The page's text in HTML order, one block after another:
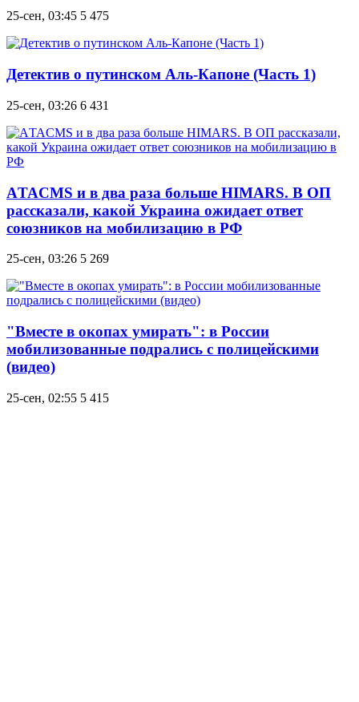
25-сен, 03:45 5 475
Детектив о путинском Аль-Капоне (Часть 1)
25-сен, 03:26 6 431
АTACMS и в два раза больше HIMARS. В ОП
рассказали, какой Украина ожидает ответ
союзников на мобилизацию в РФ
25-сен, 03:26 5 269
"Вместе в окопах умирать": в России
мобилизованные подрались с полицейскими
(видео)
25-сен, 02:55 5 415